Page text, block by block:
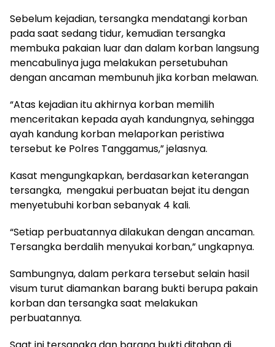
Sebelum kejadian, tersangka mendatangi korban
pada saat sedang tidur, kemudian tersangka
membuka pakaian luar dan dalam korban langsung
mencabulinya juga melakukan persetubuhan
dengan ancaman membunuh jika korban melawan.
“Atas kejadian itu akhirnya korban memilih
menceritakan kepada ayah kandungnya, sehingga
ayah kandung korban melaporkan peristiwa
tersebut ke Polres Tanggamus,” jelasnya.
Kasat mengungkapkan, berdasarkan keterangan
tersangka, mengakui perbuatan bejat itu dengan
menyetubuhi korban sebanyak 4 kali.
“Setiap perbuatannya dilakukan dengan ancaman.
Tersangka berdalih menyukai korban,” ungkapnya.
Sambungnya, dalam perkara tersebut selain hasil
visum turut diamankan barang bukti berupa pakain
korban dan tersangka saat melakukan
perbuatannya.